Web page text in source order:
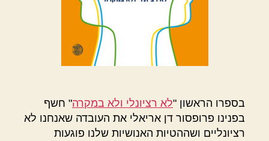
בספרו הראשון "לא רציונלי ולא במקרה" חשף
בפנינו פרופסור דן אריאלי את העובדה שאנחנו לא
רציונליים ושההטיות האנושיות שלנו פוגעות